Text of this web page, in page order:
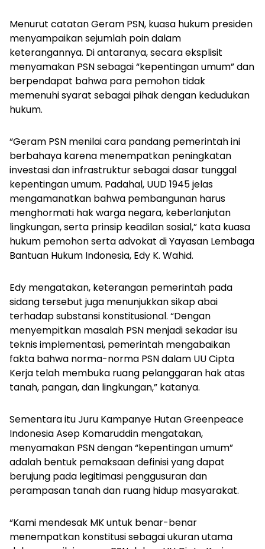
Menurut catatan Geram PSN, kuasa hukum presiden
menyampaikan sejumlah poin dalam
keterangannya. Di antaranya, secara eksplisit
menyamakan PSN sebagai “kepentingan umum” dan
berpendapat bahwa para pemohon tidak
memenuhi syarat sebagai pihak dengan kedudukan
hukum.
“Geram PSN menilai cara pandang pemerintah ini
berbahaya karena menempatkan peningkatan
investasi dan infrastruktur sebagai dasar tunggal
kepentingan umum. Padahal, UUD 1945 jelas
mengamanatkan bahwa pembangunan harus
menghormati hak warga negara, keberlanjutan
lingkungan, serta prinsip keadilan sosial,” kata kuasa
hukum pemohon serta advokat di Yayasan Lembaga
Bantuan Hukum Indonesia, Edy K. Wahid.
Edy mengatakan, keterangan pemerintah pada
sidang tersebut juga menunjukkan sikap abai
terhadap substansi konstitusional. “Dengan
menyempitkan masalah PSN menjadi sekadar isu
teknis implementasi, pemerintah mengabaikan
fakta bahwa norma-norma PSN dalam UU Cipta
Kerja telah membuka ruang pelanggaran hak atas
tanah, pangan, dan lingkungan,” katanya.
Sementara itu Juru Kampanye Hutan Greenpeace
Indonesia Asep Komaruddin mengatakan,
menyamakan PSN dengan “kepentingan umum”
adalah bentuk pemaksaan definisi yang dapat
berujung pada legitimasi penggusuran dan
perampasan tanah dan ruang hidup masyarakat.
“Kami mendesak MK untuk benar-benar
menempatkan konstitusi sebagai ukuran utama